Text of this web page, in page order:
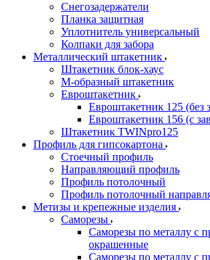
Снегозадержатели
Планка защитная
Уплотнитель универсальный
Колпаки для забора
Металлический штакетник
Штакетник блок-хаус
М-образный штакетник
Евроштакетник
Евроштакетник 125 (без
Евроштакетник 156 (с
Штакетник TWINpro125
Профиль для гипсокартона
Стоечный профиль
Направляющий профиль
Профиль потолочный
Профиль потолочный
Метизы и крепежные изделия
Саморезы
Саморезы по металлу с
окрашенные
Саморезы по металлу с